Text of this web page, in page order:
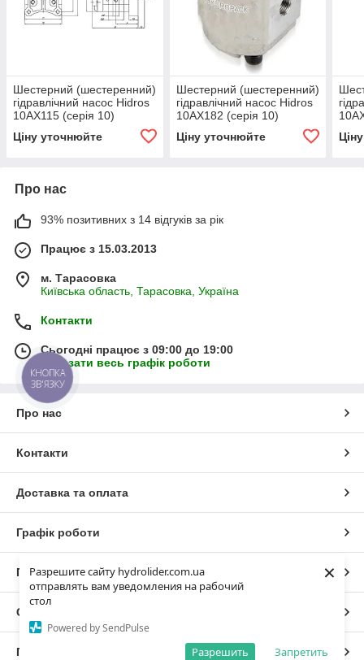
Разрешите сайту hydrolider.com.ua
отправлять вам уведомления на рабочий
стол
Powered by SendPulse
Запретить
Разрешить
×
Шестерний (шестеренний)
гідравлічний насос Hidros
10АХ115 (серія 10)
Ціну уточнюйте
Шестерний (шестеренний)
гідравлічний насос Hidros
10АХ182 (серія 10)
Ціну уточнюйте
Про нас
93% позитивних з 14 відгуків за рік
Працює з 15.03.2013
м. Тарасовка
Київська область, Тарасовка, Україна
Контакти
Сьогодні працює з 09:00 до 19:00
Показати весь графік роботи
Про нас
Контакти
Доставка та оплата
Графік роботи
Повна версія сайту
Сайт створено на маркетплейсі
Політика конфіденційності
КНОПКА
ЗВ'ЯЗКУ